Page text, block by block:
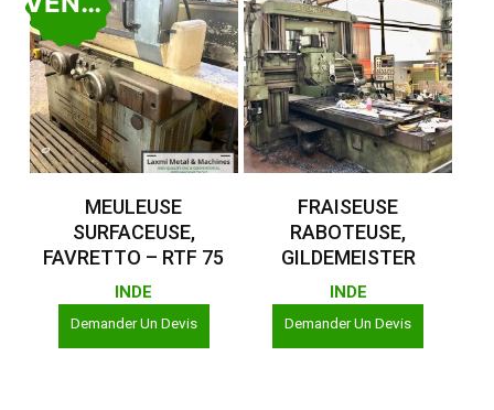
Lire La Suite
MEULEUSE
SURFACEUSE,
FAVRETTO – RTF 75
INDE
Demander Un Devis
Lire La Suite
FRAISEUSE
RABOTEUSE,
GILDEMEISTER
INDE
Demander Un Devis